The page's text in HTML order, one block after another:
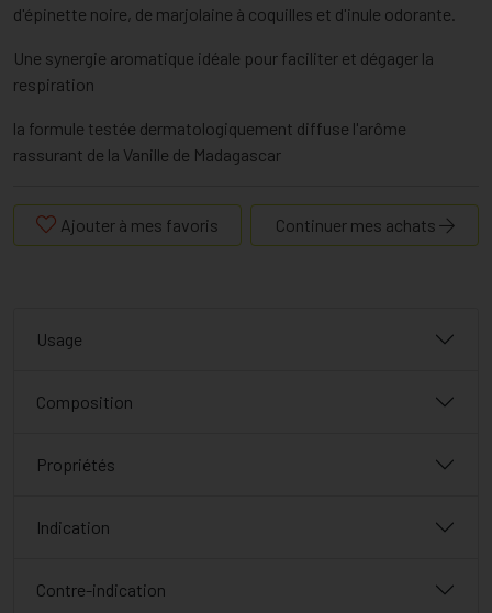
d'épinette noire, de marjolaine à coquilles et d'inule odorante.
Une synergie aromatique idéale pour faciliter et dégager la
respiration
la formule testée dermatologiquement diffuse l'arôme
rassurant de la Vanille de Madagascar
Ajouter à mes favoris Continuer mes achats
Usage
Composition
Propriétés
Indication
Contre-indication